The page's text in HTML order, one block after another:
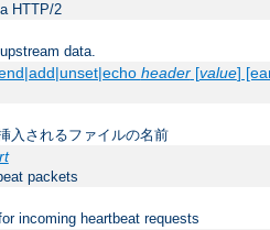
HTTP/2
data.
header[value]
入されるファイルの名前
packets
incoming heartbeat requests